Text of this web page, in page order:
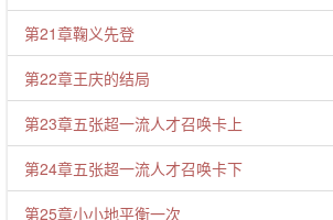
第21章鞠义先登
第22章王庆的结局
第23章五张超一流人才召唤卡上
第24章五张超一流人才召唤卡下
第25章小小地平衡一次